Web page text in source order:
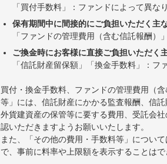
「買付手数料」：ファンドによって異な
保有期間中に間接的にご負担いただく主
「ファンドの管理費用（含む信託報酬）
ご換金時にお客様に直接ご負担いただく
「信託財産留保額」「換金手数料」：フ
買付・換金手数料、ファンドの管理費用（
等」には、信託財産にかかる監査報酬、信
外貨建資産の保管等に要する費用、受託会
認いただきますようお願いいたします。
また、「その他の費用・手数料等」につい
で、事前に料率や上限額を表示することはで